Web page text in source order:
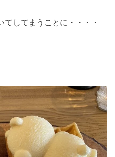
てしてまうことに・・・・